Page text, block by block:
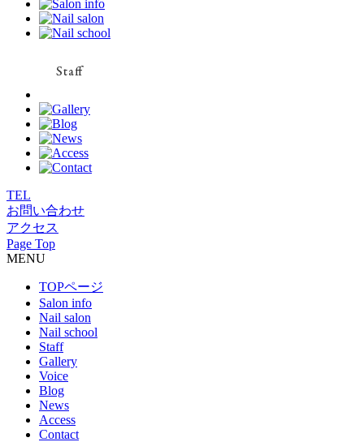
TEL
お問い合わせ
アクセス
Page Top
MENU
TOPページ
Salon info
Nail salon
Nail school
Staff
Gallery
Voice
Blog
News
Access
Contact